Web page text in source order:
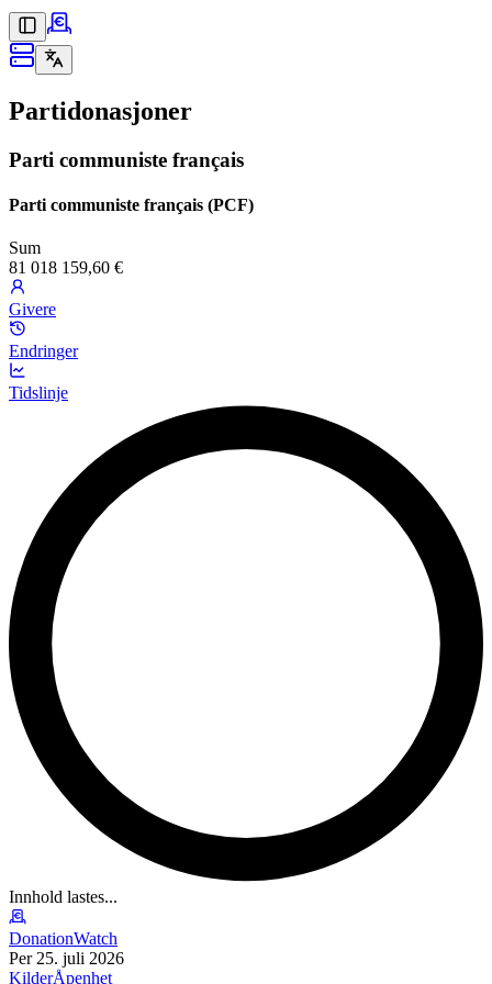
Partidonasjoner
Parti communiste français
Parti communiste français (PCF)
Sum
81 018 159,60 €
Givere
Endringer
Tidslinje
Innhold lastes...
DonationWatch
Per 25. juli 2026
KilderÅpenhet